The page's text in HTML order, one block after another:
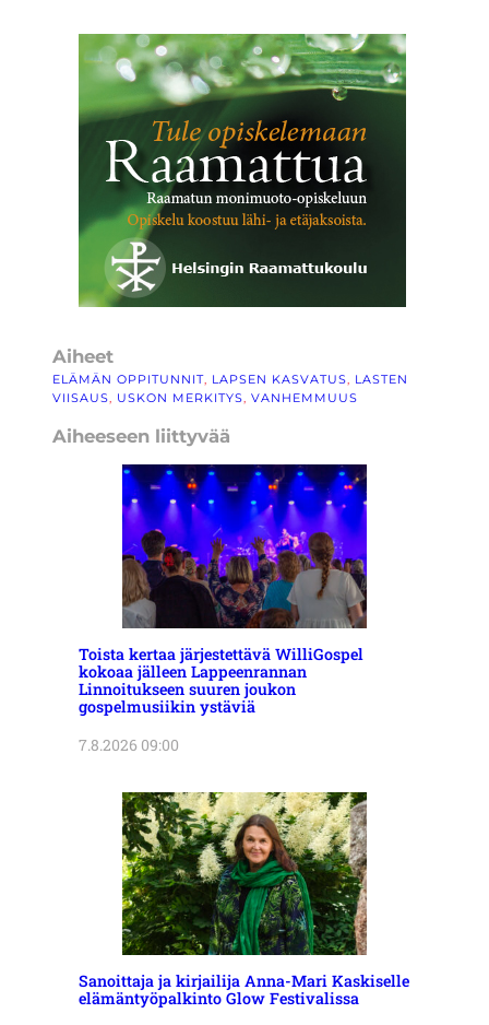
Aiheet
ELÄMÄN OPPITUNNIT, LAPSEN KASVATUS, LASTEN
VIISAUS, USKON MERKITYS, VANHEMMUUS
Aiheeseen liittyvää
Toista kertaa järjestettävä WilliGospel
kokoaa jälleen Lappeenrannan
Linnoitukseen suuren joukon
gospelmusiikin ystäviä
7.8.2026 09:00
Sanoittaja ja kirjailija Anna-Mari Kaskiselle
elämäntyöpalkinto Glow Festivalissa